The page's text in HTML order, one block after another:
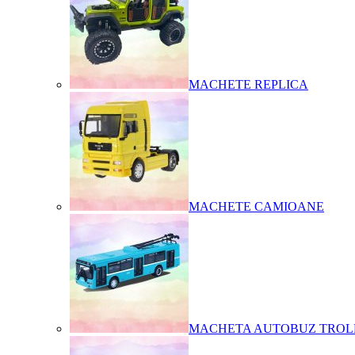
MACHETE REPLICA
MACHETE CAMIOANE
MACHETA AUTOBUZ